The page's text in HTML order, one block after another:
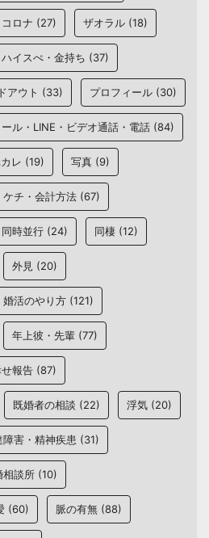
コロナ (27) ザオラル (18)
ハイスぺ・金持ち (37)
アウト (33) プロフィール (30)
ール・LINE・ビデオ通話・電話 (84)
レ (19) 写真 (9)
ケチ・会計方法 (67)
同時並行 (24) 同棲 (12)
外見 (20)
婚活のやり方 (121)
年上彼・先輩 (77)
報告 (87)
既婚者の相談 (22) 浮気 (20)
障害・精神疾患 (31)
相談所 (10)
(60) 脈の有無 (88)